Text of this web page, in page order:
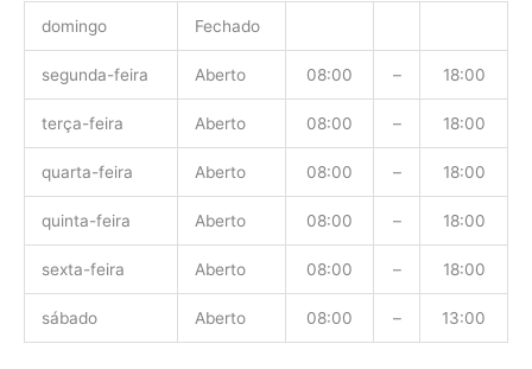
domingo Fechado
segunda-feira Aberto 08:00 – 18:00
terça-feira Aberto 08:00 – 18:00
quarta-feira Aberto 08:00 – 18:00
quinta-feira Aberto 08:00 – 18:00
sexta-feira Aberto 08:00 – 18:00
sábado Aberto 08:00 – 13:00